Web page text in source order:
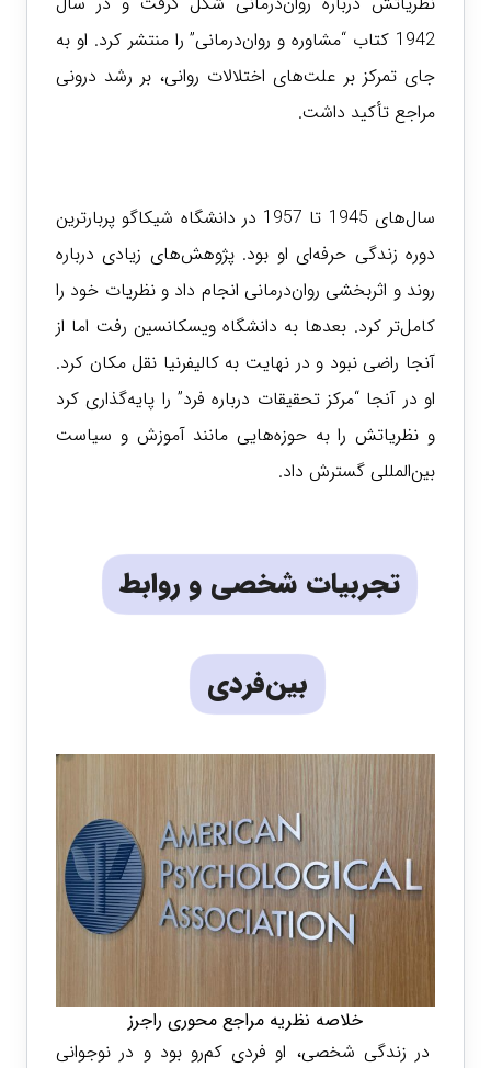
1942 کتاب “مشاوره و روان‌درمانی” را منتشر کرد. او به
جای تمرکز بر علت‌های اختلالات روانی، بر رشد درونی
مراجع تأکید داشت.
سال‌های 1945 تا 1957 در دانشگاه شیکاگو پربارترین
دوره زندگی حرفه‌ای او بود. پژوهش‌های زیادی درباره
روند و اثربخشی روان‌درمانی انجام داد و نظریات خود را
کامل‌تر کرد. بعدها به دانشگاه ویسکانسین رفت اما از
آنجا راضی نبود و در نهایت به کالیفرنیا نقل مکان کرد.
او در آنجا “مرکز تحقیقات درباره فرد” را پایه‌گذاری کرد
و نظریاتش را به حوزه‌هایی مانند آموزش و سیاست
بین‌المللی گسترش داد.
تجربیات شخصی و روابط
بین‌فردی
خلاصه نظریه مراجع محوری راجرز
در زندگی شخصی، او فردی کم‌رو بود و در نوجوانی